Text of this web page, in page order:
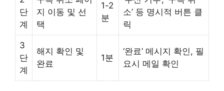
단
계
지 이동 및 선
택
1-2
분
소’ 등 명시적 버튼 클
릭
3
단
계
해지 확인 및
완료
1분
‘완료’ 메시지 확인, 필
요시 메일 확인